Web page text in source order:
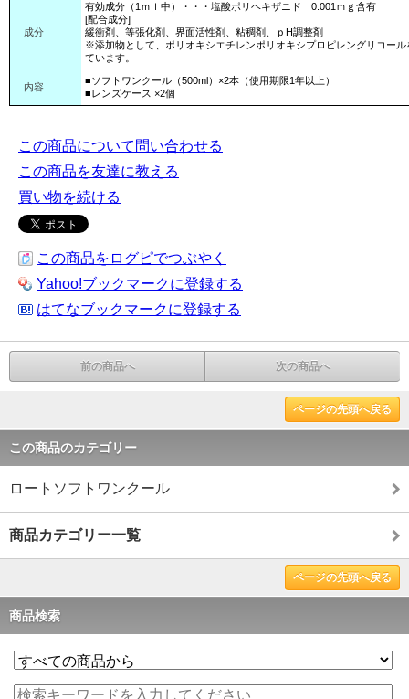
成分
有効成分（1ｍｌ中）・・・塩酸ポリヘキザニド 0.001ｍｇ含有
[配合成分]
緩衝剤、等張化剤、界面活性剤、粘稠剤、ｐH調整剤
※添加物として、ポリオキシエチレンポリオキシプロピレングリコール
ています。
内容
■ソフトワンクール（500ml）×2本（使用期限1年以上）
■レンズケース ×2個
この商品について問い合わせる
この商品を友達に教える
買い物を続ける
この商品をログピでつぶやく
Yahoo!ブックマークに登録する
はてなブックマークに登録する
前の商品へ 次の商品へ
ページの先頭へ戻る
この商品のカテゴリー
ロートソフトワンクール
商品カテゴリー一覧
ページの先頭へ戻る
商品検索